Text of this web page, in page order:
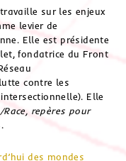
sur les enjeux
levier de
Elle est présidente
fondatrice du Front
contre les
Elle
repères pour
des mondes